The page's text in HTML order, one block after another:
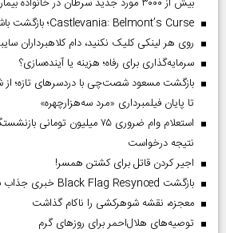
Castlevania: Belmont’s Curse؛ بازگشت باشکوه شکارچیان خون‌آشام
روی هر لینکی کلیک نکنید، دام کلاهبرداران
سرمایه‌گذاری برای رفاه؛ هزینه یا آینده‌سازی؟
بازگشت مسعود شصت‌چی با دردسر‌های تازه؛ از
تا پایان فیلمبرداری «مرد سه‌هزارچهره»
استعلام وام ضروری ۷۵ میلیون
نتیجه درخواست
اجیر کردن قاتل برای کشتن همسر!
بازگشت Black Flag Resynced خبری جذاب برای دوستداران بازی
معجزه، نقشه شوهرکشی را ناکام گذاشت
توصیه‌های هلال‌احمر برای روز‌های گرم